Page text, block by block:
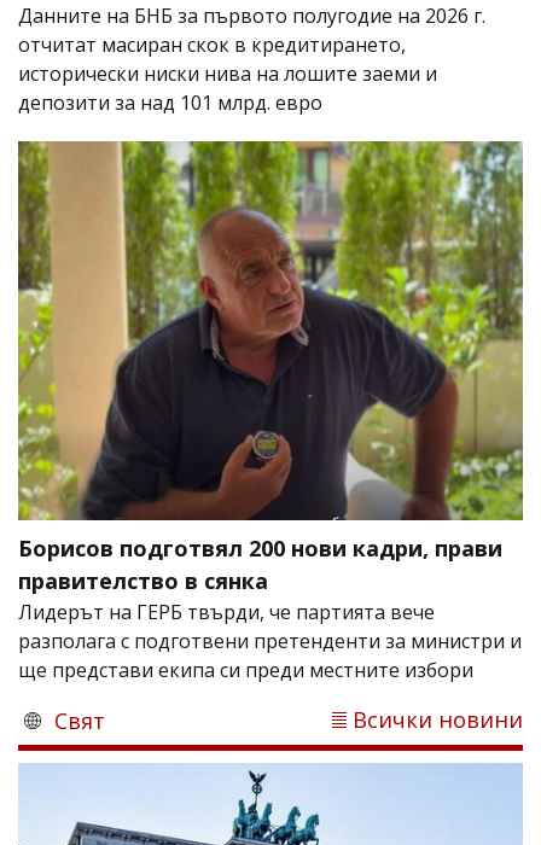
Данните на БНБ за първото полугодие на 2026 г.
отчитат масиран скок в кредитирането,
исторически ниски нива на лошите заеми и
депозити за над 101 млрд. евро
Борисов подготвял 200 нови кадри, прави
правителство в сянка
Лидерът на ГЕРБ твърди, че партията вече
разполага с подготвени претенденти за министри и
ще представи екипа си преди местните избори
Свят Всички новини